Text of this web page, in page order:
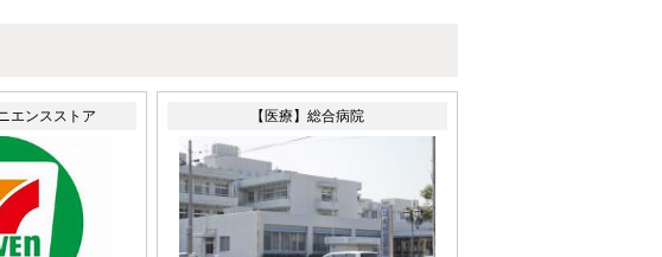
エンスストア 【医療】総合病院